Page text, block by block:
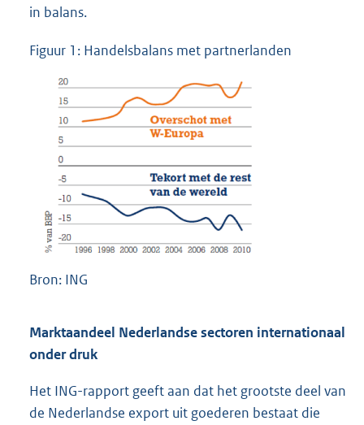
in balans.
Figuur 1: Handelsbalans met partnerlanden
Bron: ING
Marktaandeel Nederlandse sectoren internationaal
onder druk
Het ING-rapport geeft aan dat het grootste deel van
de Nederlandse export uit goederen bestaat die